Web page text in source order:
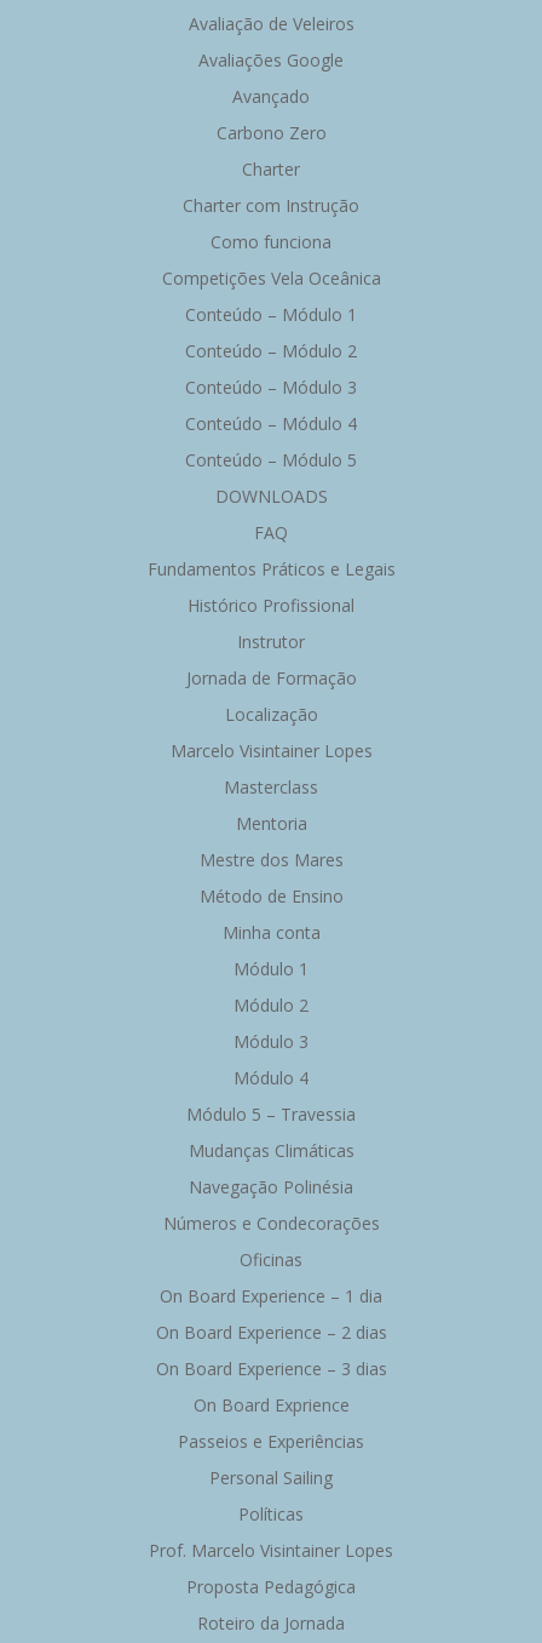
Avaliação de Veleiros
Avaliações Google
Avançado
Carbono Zero
Charter
Charter com Instrução
Como funciona
Competições Vela Oceânica
Conteúdo – Módulo 1
Conteúdo – Módulo 2
Conteúdo – Módulo 3
Conteúdo – Módulo 4
Conteúdo – Módulo 5
DOWNLOADS
FAQ
Fundamentos Práticos e Legais
Histórico Profissional
Instrutor
Jornada de Formação
Localização
Marcelo Visintainer Lopes
Masterclass
Mentoria
Mestre dos Mares
Método de Ensino
Minha conta
Módulo 1
Módulo 2
Módulo 3
Módulo 4
Módulo 5 – Travessia
Mudanças Climáticas
Navegação Polinésia
Números e Condecorações
Oficinas
On Board Experience – 1 dia
On Board Experience – 2 dias
On Board Experience – 3 dias
On Board Exprience
Passeios e Experiências
Personal Sailing
Políticas
Prof. Marcelo Visintainer Lopes
Proposta Pedagógica
Roteiro da Jornada